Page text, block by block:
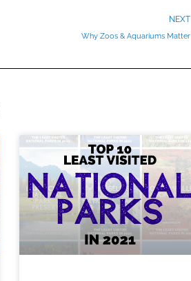
NEXT
Why Zoos & Aquariums Matter